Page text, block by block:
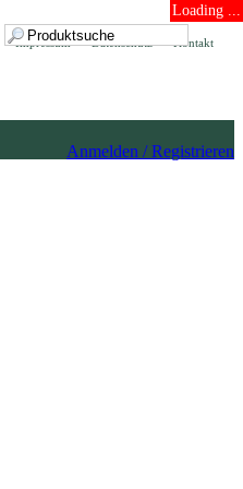
Loading ...
Kontakt
Datenschutz
Impressum
Anmelden / Registrieren